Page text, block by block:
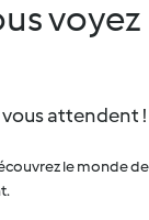
voyez
attendent !
le monde de